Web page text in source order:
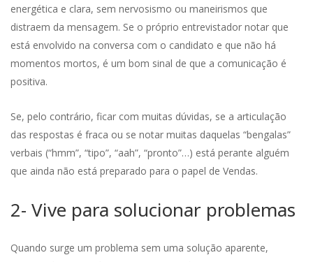
energética e clara, sem nervosismo ou maneirismos que
distraem da mensagem. Se o próprio entrevistador notar que
está envolvido na conversa com o candidato e que não há
momentos mortos, é um bom sinal de que a comunicação é
positiva.
Se, pelo contrário, ficar com muitas dúvidas, se a articulação
das respostas é fraca ou se notar muitas daquelas “bengalas”
verbais (“hmm”, “tipo”, “aah”, “pronto”…) está perante alguém
que ainda não está preparado para o papel de Vendas.
2- Vive para solucionar problemas
Quando surge um problema sem uma solução aparente,